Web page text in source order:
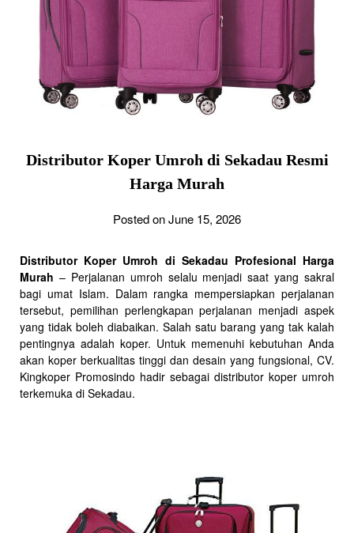
Distributor Koper Umroh di Sekadau Resmi
Harga Murah
Posted on June 15, 2026
Distributor Koper Umroh di Sekadau Profesional Harga
Murah – Perjalanan umroh selalu menjadi saat yang sakral
bagi umat Islam. Dalam rangka mempersiapkan perjalanan
tersebut, pemilihan perlengkapan perjalanan menjadi aspek
yang tidak boleh diabaikan. Salah satu barang yang tak kalah
pentingnya adalah koper. Untuk memenuhi kebutuhan Anda
akan koper berkualitas tinggi dan desain yang fungsional, CV.
Kingkoper Promosindo hadir sebagai distributor koper umroh
terkemuka di Sekadau.